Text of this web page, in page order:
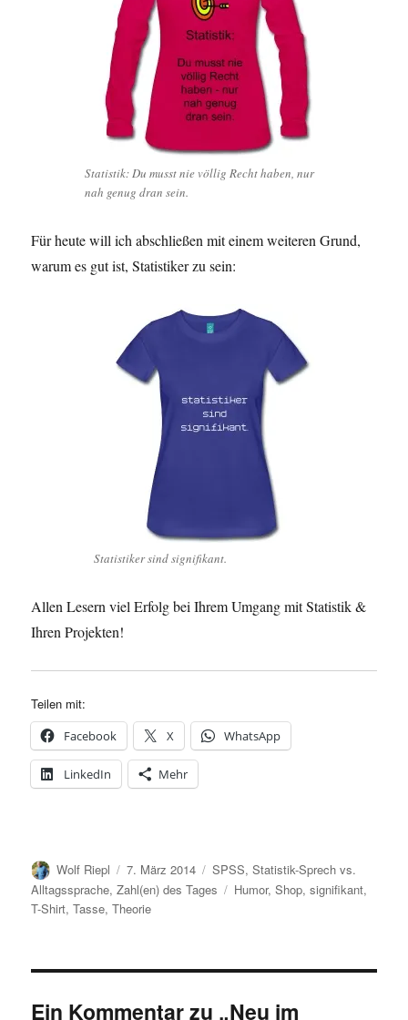
Statistik: Du musst nie völlig Recht haben, nur
nah genug dran sein.
Für heute will ich abschließen mit einem weiteren Grund,
warum es gut ist, Statistiker zu sein:
Statistiker sind signifikant.
Allen Lesern viel Erfolg bei Ihrem Umgang mit Statistik &
Ihren Projekten!
Teilen mit:
Facebook X WhatsApp
LinkedIn Mehr
Autor
Wolf Riepl
Veröffentlicht
am
7. März 2014 Kategorien
SPSS,Statistik-Sprech vs.
Alltagssprache,Zahl(en) des Tages Schlagwörter
Humor,Shop,signifikant,
T-Shirt,Tasse,Theorie
Ein Kommentar zu „Neu im